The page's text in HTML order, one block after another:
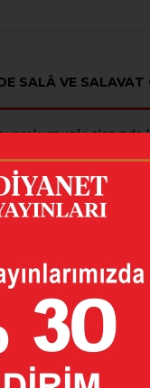
SALÂ VE SALAVAT
musiki alanında
O’na
geçirmenin farklı